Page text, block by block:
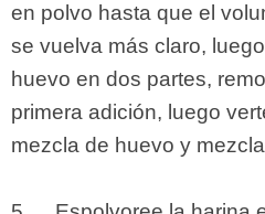
en polvo hasta que el
se vuelva más claro,
huevo en dos partes,
primera adición, luego
mezcla de huevo y